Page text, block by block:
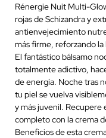
Rénergie Nuit Multi-
rojas de Schizandra y
antienvejecimiento
más firme, reforzando
El fantástico bálsamo
totalmente adictivo,
de energía. Noche tras
tu piel se vuelva
y más juvenil. Recupere
completo con la crema
Beneficios de esta